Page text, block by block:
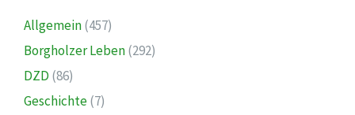
Allgemein(457)
Borgholzer Leben(292)
DZD (86)
Geschichte(7)